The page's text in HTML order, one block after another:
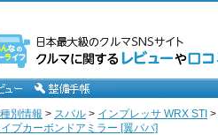
別情報 > スバル > インプレッサ WRX STI >
プカーボンドアミラー [翼パパ]